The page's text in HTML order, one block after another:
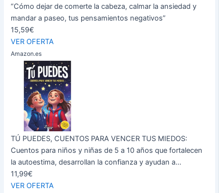
“Cómo dejar de comerte la cabeza, calmar la ansiedad y
mandar a paseo, tus pensamientos negativos”
15,59€
VER OFERTA
Amazon.es
TÚ PUEDES, CUENTOS PARA VENCER TUS MIEDOS:
Cuentos para niños y niñas de 5 a 10 años que fortalecen
la autoestima, desarrollan la confianza y ayudan a...
11,99€
VER OFERTA